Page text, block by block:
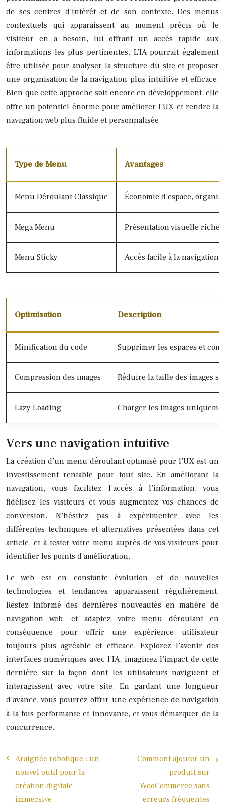
de ses centres d’intérêt et de son contexte. Des menus
contextuels qui apparaissent au moment précis où le
visiteur en a besoin, lui offrant un accès rapide aux
informations les plus pertinentes. L’IA pourrait également
être utilisée pour analyser la structure du site et proposer
une organisation de la navigation plus intuitive et efficace.
Bien que cette approche soit encore en développement, elle
offre un potentiel énorme pour améliorer l’UX et rendre la
navigation web plus fluide et personnalisée.
Type de Menu Avantages
Menu Déroulant Classique Économie d’espace,
Mega Menu Présentation visuelle riche,
Menu Sticky Accès facile à la navigation,
Optimisation Description
Minification du code Supprimer les espaces et
Compression des images Réduire la taille des images
Lazy Loading Charger les images
Vers une navigation intuitive
La création d’un menu déroulant optimisé pour l’UX est un
investissement rentable pour tout site. En améliorant la
navigation, vous facilitez l’accès à l’information, vous
fidélisez les visiteurs et vous augmentez vos chances de
conversion. N’hésitez pas à expérimenter avec les
différentes techniques et alternatives présentées dans cet
article, et à tester votre menu auprès de vos visiteurs pour
identifier les points d’amélioration.
Le web est en constante évolution, et de nouvelles
technologies et tendances apparaissent régulièrement.
Restez informé des dernières nouveautés en matière de
navigation web, et adaptez votre menu déroulant en
conséquence pour offrir une expérience utilisateur
toujours plus agréable et efficace. Explorez l’avenir des
interfaces numériques avec l’IA, imaginez l’impact de cette
dernière sur la façon dont les utilisateurs naviguent et
interagissent avec votre site. En gardant une longueur
d’avance, vous pourrez offrir une expérience de navigation
à la fois performante et innovante, et vous démarquer de la
concurrence.
Araignée robotique : un
nouvel outil pour la
création digitale
immersive
Comment ajouter un
produit sur
WooCommerce sans
erreurs fréquentes